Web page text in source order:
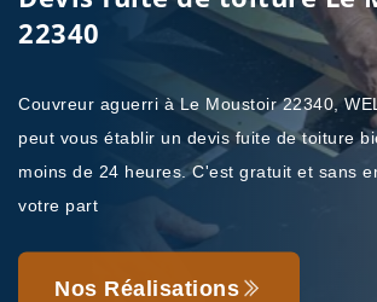
22340
Couvreur aguerri à Le Moustoir 22340,
peut vous établir un devis fuite de toiture
moins de 24 heures. C'est gratuit et sans
votre part
Nos Réalisations